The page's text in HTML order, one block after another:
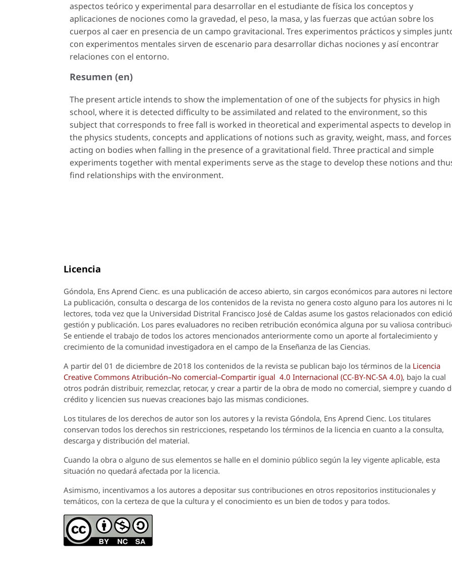
aspectos teórico y experimental para desarrollar en el estudiante de física los conceptos y
aplicaciones de nociones como la gravedad, el peso, la masa, y las fuerzas que actúan sobre los
cuerpos al caer en presencia de un campo gravitacional. Tres experimentos prácticos y simples
con experimentos mentales sirven de escenario para desarrollar dichas nociones y así encontrar
relaciones con el entorno.
Resumen (en)
The present article intends to show the implementation of one of the subjects for physics in high
school, where it is detected difficulty to be assimilated and related to the environment, so this
subject that corresponds to free fall is worked in theoretical and experimental aspects to develop in
the physics students, concepts and applications of notions such as gravity, weight, mass, and forces
acting on bodies when falling in the presence of a gravitational field. Three practical and simple
experiments together with mental experiments serve as the stage to develop these notions and
find relationships with the environment.
Licencia
Góndola, Ens Aprend Cienc. es una publicación de acceso abierto, sin cargos económicos para autores ni
La publicación, consulta o descarga de los contenidos de la revista no genera costo alguno para los autores ni
lectores, toda vez que la Universidad Distrital Francisco José de Caldas asume los gastos relacionados con
gestión y publicación. Los pares evaluadores no reciben retribución económica alguna por su valiosa
Se entiende el trabajo de todos los actores mencionados anteriormente como un aporte al fortalecimiento y
crecimiento de la comunidad investigadora en el campo de la Enseñanza de las Ciencias.
A partir del 01 de diciembre de 2018 los contenidos de la revista se publican bajo los términos de la Licencia
Creative Commons Atribución–No comercial–Compartir igual 4.0 Internacional (CC-BY-NC-SA 4.0), bajo la cual
otros podrán distribuir, remezclar, retocar, y crear a partir de la obra de modo no comercial, siempre y cuando
crédito y licencien sus nuevas creaciones bajo las mismas condiciones.
Los titulares de los derechos de autor son los autores y la revista Góndola, Ens Aprend Cienc. Los titulares
conservan todos los derechos sin restricciones, respetando los términos de la licencia en cuanto a la consulta,
descarga y distribución del material.
Cuando la obra o alguno de sus elementos se halle en el dominio público según la ley vigente aplicable, esta
situación no quedará afectada por la licencia.
Asimismo, incentivamos a los autores a depositar sus contribuciones en otros repositorios institucionales y
temáticos, con la certeza de que la cultura y el conocimiento es un bien de todos y para todos.